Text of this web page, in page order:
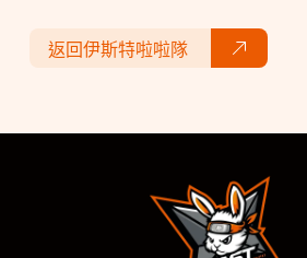
返回伊斯特啦啦隊